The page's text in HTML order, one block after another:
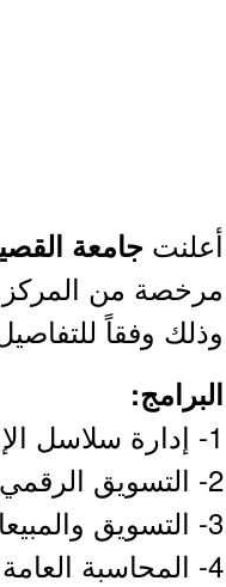
أعلنت جامعة
وذلك وفقاً
البرامج:
1- إدارة سلاسل الإمداد والعمليات اللوجستية.
2- التسويق الرقمي.
3- التسويق والمبيعات.
4- المحاسبة العامة.